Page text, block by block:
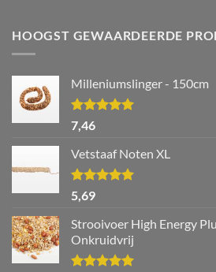
HOOGST GEWAARDEERDE
Milleniumslinger - 150cm
Waardering
5.00
7,46
Vetstaaf Noten XL
Waardering
5.00
5,69
Strooivoer High Energy
Onkruidvrij